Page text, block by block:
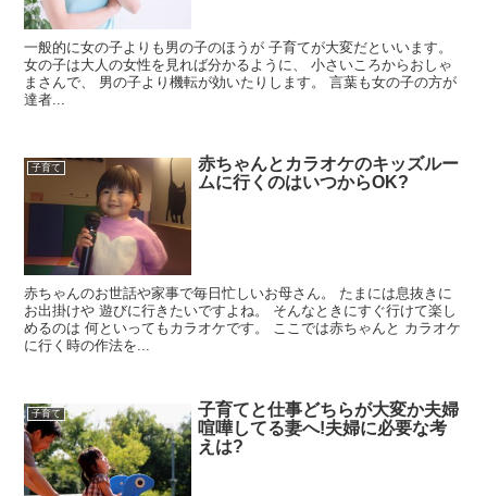
一般的に女の子よりも男の子のほうが 子育てが大変だといいます。
女の子は大人の女性を見れば分かるように、 小さいころからおしゃ
まさんで、 男の子より機転が効いたりします。 言葉も女の子の方が
達者...
子育て
赤ちゃんとカラオケのキッズルー
ムに行くのはいつからOK?
赤ちゃんのお世話や家事で毎日忙しいお母さん。 たまには息抜きに
お出掛けや 遊びに行きたいですよね。 そんなときにすぐ行けて楽し
めるのは 何といってもカラオケです。 ここでは赤ちゃんと カラオケ
に行く時の作法を...
子育て
子育てと仕事どちらが大変か夫婦
喧嘩してる妻へ!夫婦に必要な考
えは?